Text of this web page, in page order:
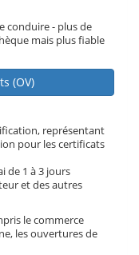
conduire - plus de
mais plus fiable
(OV)
représentant
pour les certificats
de 1 à 3 jours
et des autres
le commerce
les ouvertures de